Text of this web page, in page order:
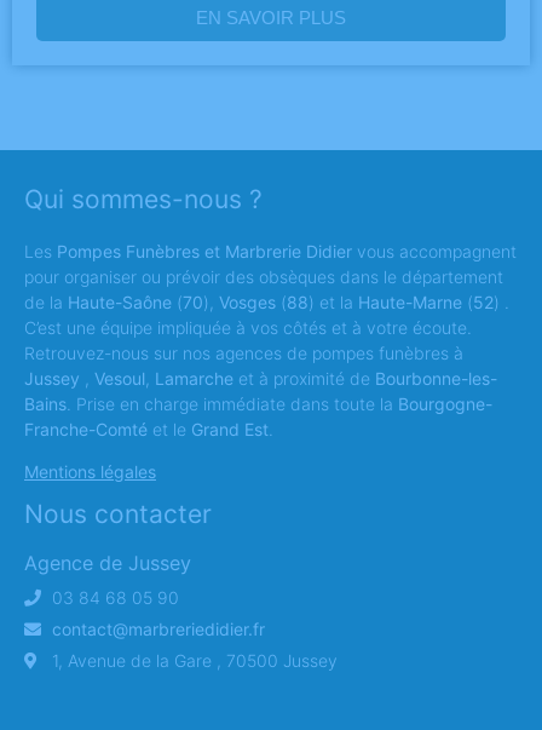
EN SAVOIR PLUS
Qui sommes-nous ?
Les Pompes Funèbres et Marbrerie Didier vous accompagnent
pour organiser ou prévoir des obsèques dans le département
de la Haute-Saône (70), Vosges (88) et la Haute-Marne (52) .
C’est une équipe impliquée à vos côtés et à votre écoute.
Retrouvez-nous sur nos agences de pompes funèbres à
Jussey
Vesoul Lamarche et à proximité de Bourbonne-les-
Bains . Prise en charge immédiate dans toute la Bourgogne-
Franche-Comté et le Grand Est
Mentions légales
Nous contacter
Agence de Jussey
03 84 68 05 90
contact@marbreriedidier.fr
1, Avenue de la Gare , 70500 Jussey